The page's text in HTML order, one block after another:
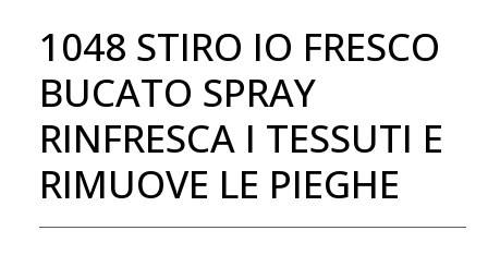
Ricerca
1048 STIRO IO FRESCO
BUCATO SPRAY
RINFRESCA I TESSUTI E
RIMUOVE LE PIEGHE